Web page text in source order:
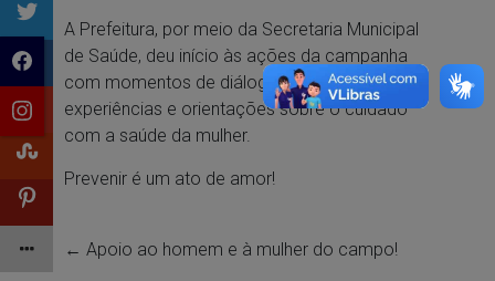
A Prefeitura, por meio da Secretaria Municipal
de Saúde, deu início às ações da campanha
com momentos de diálogo, troca de
experiências e orientações sobre o cuidado
com a saúde da mulher.
Prevenir é um ato de amor!
← Apoio ao homem e à mulher do campo!